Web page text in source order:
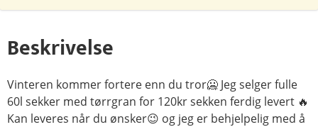
Beskrivelse
Vinteren kommer fortere enn du tror🥶 Jeg selger fulle
60l sekker med tørrgran for 120kr sekken ferdig levert 🔥
Kan leveres når du ønsker😉 og jeg er behjelpelig med å